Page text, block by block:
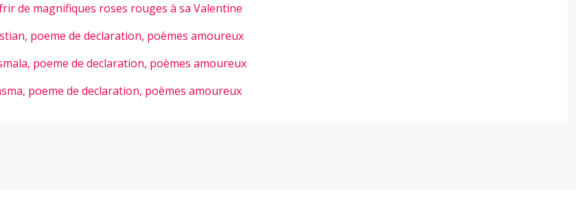
de magnifiques roses rouges à sa Valentine
poeme de declaration, poèmes amoureux
poeme de declaration, poèmes amoureux
poeme de declaration, poèmes amoureux